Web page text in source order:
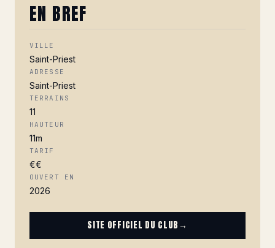
EN BREF
VILLE
Saint-Priest
ADRESSE
Saint-Priest
TERRAINS
11
HAUTEUR
11m
TARIF
€€
OUVERT EN
2026
SITE OFFICIEL DU CLUB→